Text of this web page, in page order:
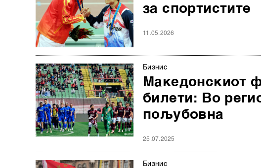
за спортистите
11.05.2026
Бизнис
Македонскиот
билети: Во
пољубовна
25.07.2025
Бизнис